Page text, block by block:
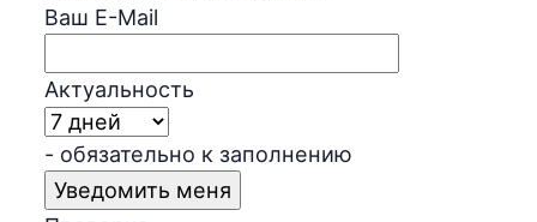
Ваш E-Mail
Актуальность
- обязательно к заполнению